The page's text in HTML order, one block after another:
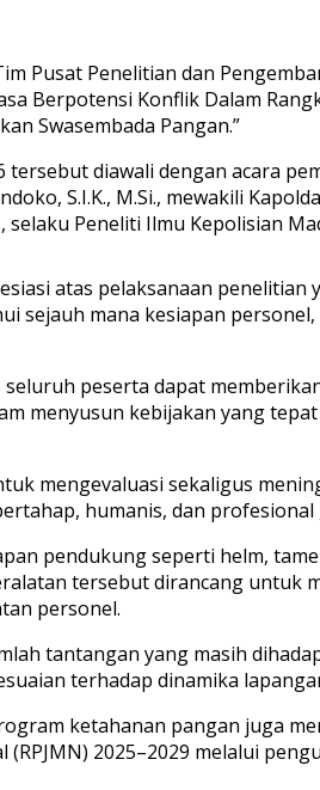
Pusat Penelitian dan
Berpotensi Konflik Dalam
Swasembada Pangan.”
diawali dengan acara
S.I.K., M.Si., mewakili
selaku Peneliti Ilmu Kepolisian
atas pelaksanaan
sejauh mana kesiapan
peserta dapat
menyusun kebijakan yang
mengevaluasi sekaligus
humanis, dan
pendukung seperti helm,
tersebut dirancang
personel.
tantangan yang masih
terhadap dinamika
ketahanan pangan juga
2025–2029 melalui